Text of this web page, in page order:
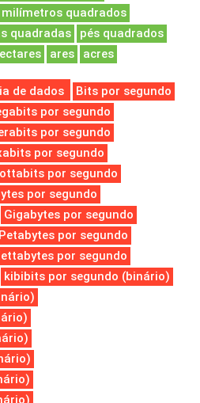
milímetros quadrados
quadradas
pés quadrados
ares acres
de dados
Bits por segundo
por segundo
por segundo
por segundo
por segundo
por segundo
Gigabytes por segundo
Petabytes por segundo
por segundo
kibibits por segundo (binário)